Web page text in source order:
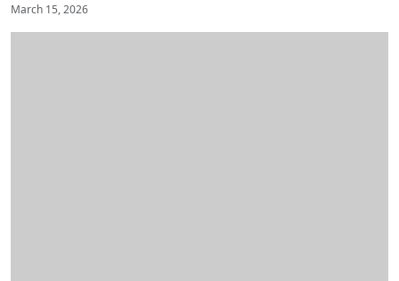
March 15, 2026